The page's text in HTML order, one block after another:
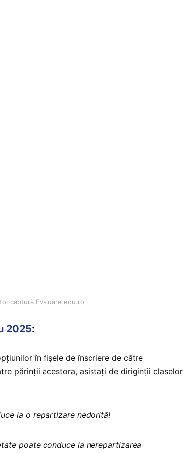
captură Evaluare.edu.ro
2025:
în fișele de înscriere de către
părinții acestora, asistați de diriginții claselor
la o repartizare nedorită!
poate conduce la nerepartizarea